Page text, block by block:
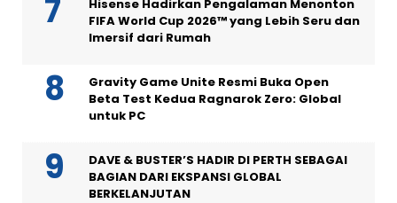
Hisense Hadirkan Pengalaman Menonton
FIFA World Cup 2026™ yang Lebih Seru dan
Imersif dari Rumah
Gravity Game Unite Resmi Buka Open
Beta Test Kedua Ragnarok Zero: Global
untuk PC
DAVE & BUSTER’S HADIR DI PERTH SEBAGAI
BAGIAN DARI EKSPANSI GLOBAL
BERKELANJUTAN